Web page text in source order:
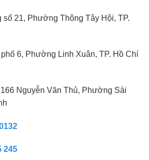
nghiệm
21, Phường Thông Tây Hội, TP.
6, Phường Linh Xuân, TP. Hồ Chí
166 Nguyễn Văn Thủ, Phường Sài
245